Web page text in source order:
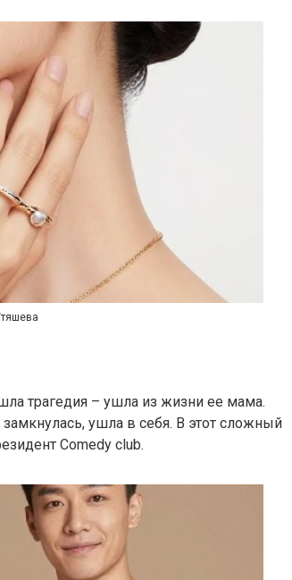
трагедия – ушла из жизни ее мама.
ушла в себя. В этот сложный
Comedy club.